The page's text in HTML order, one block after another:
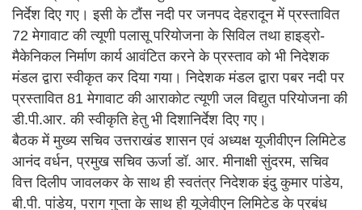
निर्देश दिए गए। इसी के टौंस नदी पर जनपद देहरादून में प्रस्तावित
72 मेगावाट की त्यूणी पलासू परियोजना के सिविल तथा हाइड्रो-
मैकेनिकल निर्माण कार्य आवंटित करने के प्रस्ताव को भी निदेशक
मंडल द्वारा स्वीकृत कर दिया गया। निदेशक मंडल द्वारा पबर नदी पर
प्रस्तावित 81 मेगावाट की आराकोट त्यूणी जल विद्युत परियोजना की
डी.पी.आर. की स्वीकृति हेतु भी दिशानिर्देश दिए गए।
बैठक में मुख्य सचिव उत्तराखंड शासन एवं अध्यक्ष यूजीवीएन लिमिटेड
आनंद वर्धन, प्रमुख सचिव ऊर्जा डॉ. आर. मीनाक्षी सुंदरम, सचिव
वित्त दिलीप जावलकर के साथ ही स्वतंत्र निदेशक इंदु कुमार पांडेय,
बी.पी. पांडेय, पराग गुप्ता के साथ ही यूजेवीएन लिमिटेड के प्रबंध